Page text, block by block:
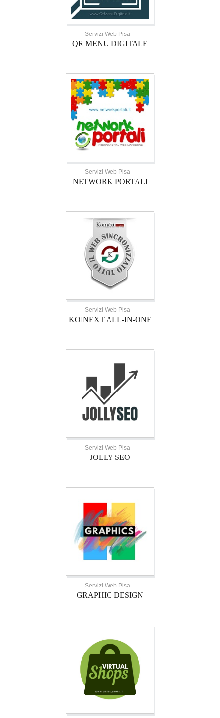
Servizi Web Pisa
QR MENU DIGITALE
Servizi Web Pisa
NETWORK PORTALI
Servizi Web Pisa
KOINEXT ALL-IN-ONE
Servizi Web Pisa
JOLLY SEO
Servizi Web Pisa
GRAPHIC DESIGN